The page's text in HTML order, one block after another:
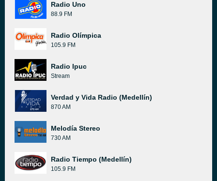
Radio Uno
88.9 FM
Radio Olímpica
105.9 FM
Radio Ipuc
Stream
Verdad y Vida Radio (Medellín)
870 AM
Melodía Stereo
730 AM
Radio Tiempo (Medellín)
105.9 FM